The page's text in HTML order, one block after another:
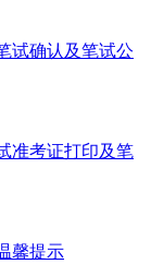
试确认及笔试公
准考证打印及笔
馨提示